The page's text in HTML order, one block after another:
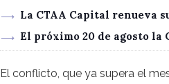
La CTAA Capital renueva
El próximo 20 de agosto la
El conflicto, que ya supera el